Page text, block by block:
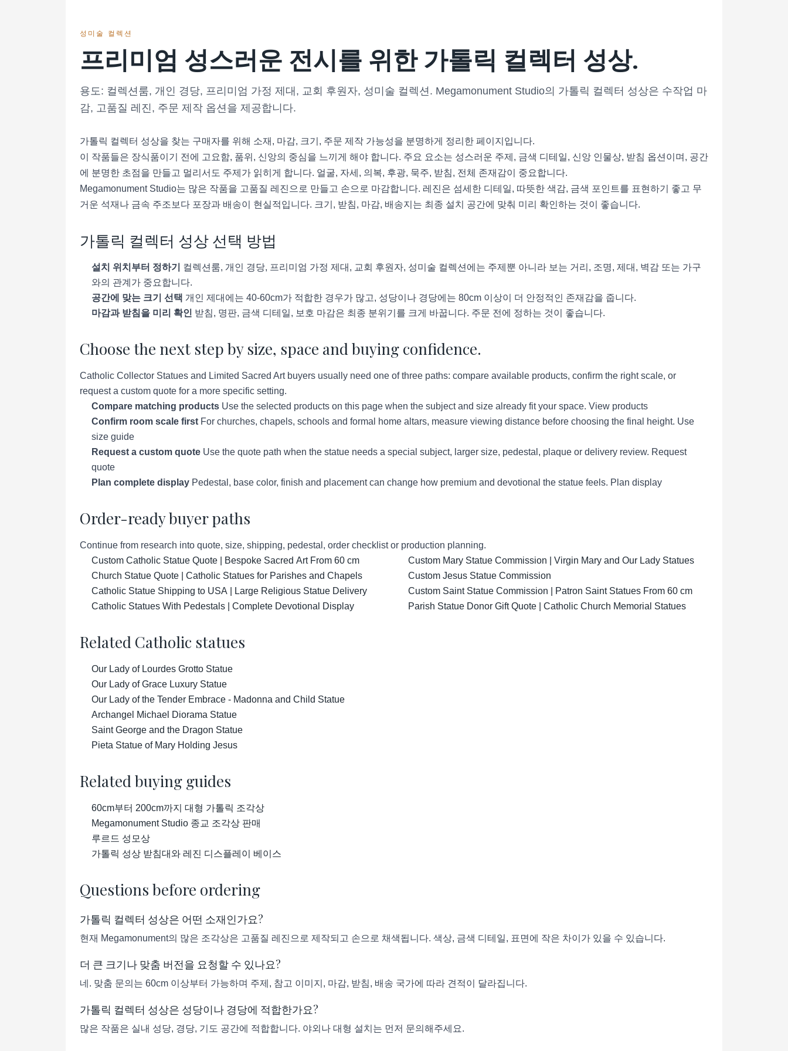
성미술 컬렉션
프리미엄 성스러운 전시를 위한 가톨릭 컬렉터 성상.
용도: 컬렉션룸, 개인 경당, 프리미엄 가정 제대, 교회 후원자, 성미술 컬렉션. Megamonument Studio의 가톨릭 컬렉터 성상은 수작업 마
감, 고품질 레진, 주문 제작 옵션을 제공합니다.
가톨릭 컬렉터 성상을 찾는 구매자를 위해 소재, 마감, 크기, 주문 제작 가능성을 분명하게 정리한 페이지입니다.
이 작품들은 장식품이기 전에 고요함, 품위, 신앙의 중심을 느끼게 해야 합니다. 주요 요소는 성스러운 주제, 금색 디테일, 신앙 인물상, 받침 옵션이며, 공간
에 분명한 초점을 만들고 멀리서도 주제가 읽히게 합니다. 얼굴, 자세, 의복, 후광, 묵주, 받침, 전체 존재감이 중요합니다.
Megamonument Studio는 많은 작품을 고품질 레진으로 만들고 손으로 마감합니다. 레진은 섬세한 디테일, 따뜻한 색감, 금색 포인트를 표현하기 좋고 무
거운 석재나 금속 주조보다 포장과 배송이 현실적입니다. 크기, 받침, 마감, 배송지는 최종 설치 공간에 맞춰 미리 확인하는 것이 좋습니다.
가톨릭 컬렉터 성상 선택 방법
설치 위치부터 정하기
컬렉션룸, 개인 경당, 프리미엄 가정 제대, 교회 후원자, 성미술 컬렉션에는 주제뿐 아니라 보는 거리, 조명, 제대, 벽감 또는 가구
와의 관계가 중요합니다.
공간에 맞는 크기 선택 개인 제대에는 40-60cm가 적합한 경우가 많고, 성당이나 경당에는 80cm 이상이 더 안정적인 존재감을 줍니다.
마감과 받침을 미리 확인 받침, 명판, 금색 디테일, 보호 마감은 최종 분위기를 크게 바꿉니다. 주문 전에 정하는 것이 좋습니다.
Choose the next step by size, space and buying confidence.
Catholic Collector Statues and Limited Sacred Art buyers usually need one of three paths: compare available products, confirm the right scale, or
request a custom quote for a more specific setting.
Compare matching products Use the selected products on this page when the subject and size already fit your space. View products
Confirm room scale first For churches, chapels, schools and formal home altars, measure viewing distance before choosing the final height. Use
size guide
Request a custom quote Use the quote path when the statue needs a special subject, larger size, pedestal, plaque or delivery review. Request
quote
Plan complete display Pedestal, base color, finish and placement can change how premium and devotional the statue feels. Plan display
Order-ready buyer paths
Continue from research into quote, size, shipping, pedestal, order checklist or production planning.
Custom Catholic Statue Quote | Bespoke Sacred Art From 60 cm
Church Statue Quote | Catholic Statues for Parishes and Chapels
Catholic Statue Shipping to USA | Large Religious Statue Delivery
Catholic Statues With Pedestals | Complete Devotional Display
Custom Mary Statue Commission | Virgin Mary and Our Lady Statues
Custom Jesus Statue Commission
Custom Saint Statue Commission | Patron Saint Statues From 60 cm
Parish Statue Donor Gift Quote | Catholic Church Memorial Statues
Related Catholic statues
Our Lady of Lourdes Grotto Statue
Our Lady of Grace Luxury Statue
Our Lady of the Tender Embrace - Madonna and Child Statue
Archangel Michael Diorama Statue
Saint George and the Dragon Statue
Pieta Statue of Mary Holding Jesus
Related buying guides
60cm부터 200cm까지 대형 가톨릭 조각상
Megamonument Studio 종교 조각상 판매
루르드 성모상
가톨릭 성상 받침대와 레진 디스플레이 베이스
Questions before ordering
가톨릭 컬렉터 성상은 어떤 소재인가요?
현재 Megamonument의 많은 조각상은 고품질 레진으로 제작되고 손으로 채색됩니다. 색상, 금색 디테일, 표면에 작은 차이가 있을 수 있습니다.
더 큰 크기나 맞춤 버전을 요청할 수 있나요?
네. 맞춤 문의는 60cm 이상부터 가능하며 주제, 참고 이미지, 마감, 받침, 배송 국가에 따라 견적이 달라집니다.
가톨릭 컬렉터 성상은 성당이나 경당에 적합한가요?
많은 작품은 실내 성당, 경당, 기도 공간에 적합합니다. 야외나 대형 설치는 먼저 문의해주세요.